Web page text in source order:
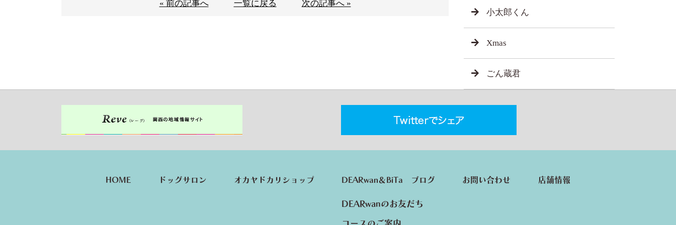
« 前の記事へ 一覧に戻る 次の記事へ »
小太郎くん
Xmas
ごん蔵君
HOME ドッグサロン オカヤドカリショップ DEARwan＆BiTa ブログ
DEARwanのお友だち
お問い合わせ 店舗情報